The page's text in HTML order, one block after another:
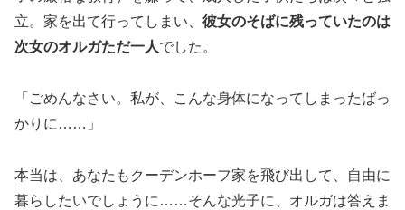
立。家を出て行ってしまい、 彼女のそばに残っていたのは
次女のオルガただ一人でした。
「ごめんなさい。私が、こんな身体になってしまったばっ
かりに……」
本当は、あなたもクーデンホーフ家を飛び出して、自由に
暮らしたいでしょうに……そんな光子に、オルガは答えま